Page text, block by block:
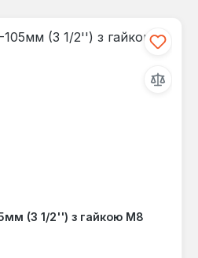
(3 1/2'') з гайкою М8